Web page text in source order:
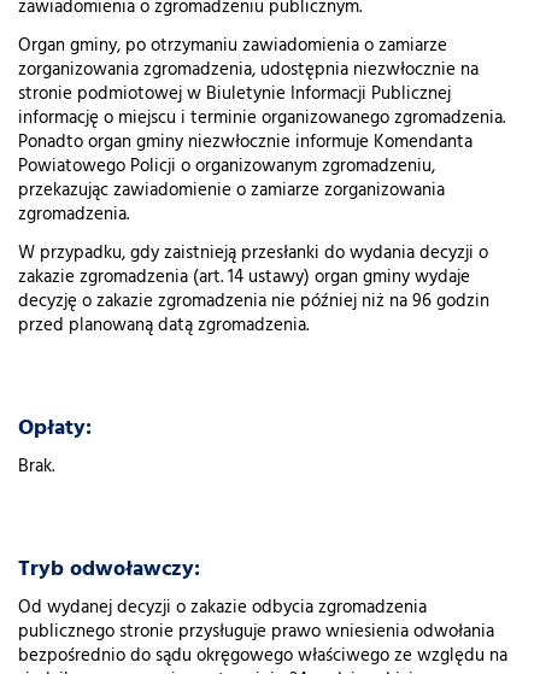
zawiadomienia o zgromadzeniu publicznym.
Organ gminy, po otrzymaniu zawiadomienia o zamiarze
zorganizowania zgromadzenia, udostępnia niezwłocznie na
stronie podmiotowej w Biuletynie Informacji Publicznej
informację o miejscu i terminie organizowanego zgromadzenia.
Ponadto organ gminy niezwłocznie informuje Komendanta
Powiatowego Policji o organizowanym zgromadzeniu,
przekazując zawiadomienie o zamiarze zorganizowania
zgromadzenia.
W przypadku, gdy zaistnieją przesłanki do wydania decyzji o
zakazie zgromadzenia (art. 14 ustawy) organ gminy wydaje
decyzję o zakazie zgromadzenia nie później niż na 96 godzin
przed planowaną datą zgromadzenia.
Opłaty:
Brak.
Tryb odwoławczy:
Od wydanej decyzji o zakazie odbycia zgromadzenia
publicznego stronie przysługuje prawo wniesienia odwołania
bezpośrednio do sądu okręgowego właściwego ze względu na